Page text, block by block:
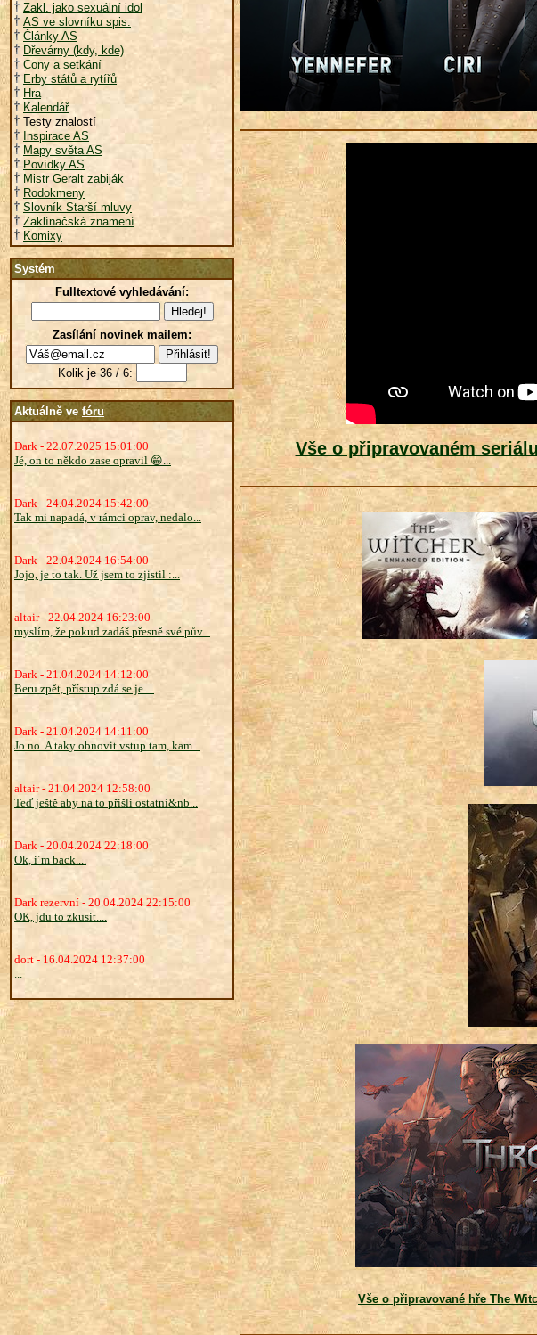
Zakl. jako sexuální idol
AS ve slovníku spis.
Články AS
Dřevárny (kdy, kde)
Cony a setkání
Erby států a rytířů
Hra
Kalendář
Testy znalostí
Inspirace AS
Mapy světa AS
Povídky AS
Mistr Geralt zabiják
Rodokmeny
Slovník Starší mluvy
Zaklínačská znamení
Komixy
Systém
Fulltextové vyhledávání:
Zasílání novinek mailem:
Kolik je 36 / 6:
Aktuálně ve fóru
Dark - 22.07.2025 15:01:00
Jé, on to někdo zase opravil 😁...
Dark - 24.04.2024 15:42:00
Tak mi napadá, v rámci oprav, nedalo...
Dark - 22.04.2024 16:54:00
Jojo, je to tak. Už jsem to zjistil :...
altair - 22.04.2024 16:23:00
myslím, že pokud zadáš přesně své pův...
Dark - 21.04.2024 14:12:00
Beru zpět, přístup zdá se je....
Dark - 21.04.2024 14:11:00
Jo no. A taky obnovit vstup tam, kam...
altair - 21.04.2024 12:58:00
Teď ještě aby na to přišli ostatní&nb...
Dark - 20.04.2024 22:18:00
Ok, i´m back....
Dark rezervní - 20.04.2024 22:15:00
OK, jdu to zkusit....
dort - 16.04.2024 12:37:00
...
Vše o připravovaném
Vše o připravované hře The